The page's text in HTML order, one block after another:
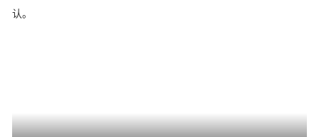
认。